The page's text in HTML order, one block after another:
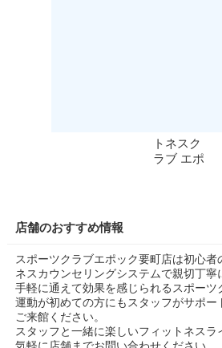
店舗のおすすめ情報
スポーツクラブエポック要町店は初心者
ネスカウンセリングシステムで親切丁寧
手軽に通えて効果を感じられるスポーツ
運動が初めての方にもスタッフがサポー
ご来館ください。
スタッフと一緒に楽しいフィットネス